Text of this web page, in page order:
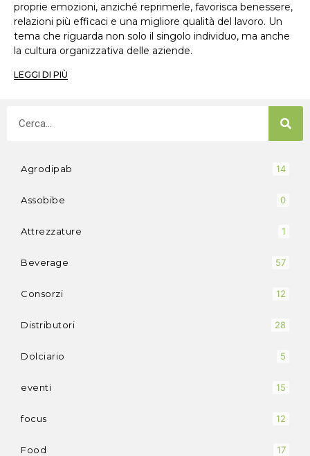
proprie emozioni, anziché reprimerle, favorisca benessere,
relazioni più efficaci e una migliore qualità del lavoro. Un
tema che riguarda non solo il singolo individuo, ma anche
la cultura organizzativa delle aziende.
LEGGI DI PIÙ
Agrodipab 14
Assobibe 0
Attrezzature 1
Beverage 57
Consorzi 12
Distributori 28
Dolciario 5
eventi 15
focus 12
Food 17